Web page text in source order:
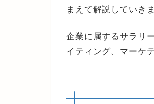
まえて解説していきま
企業に属するサラリ
イティング、マーケ